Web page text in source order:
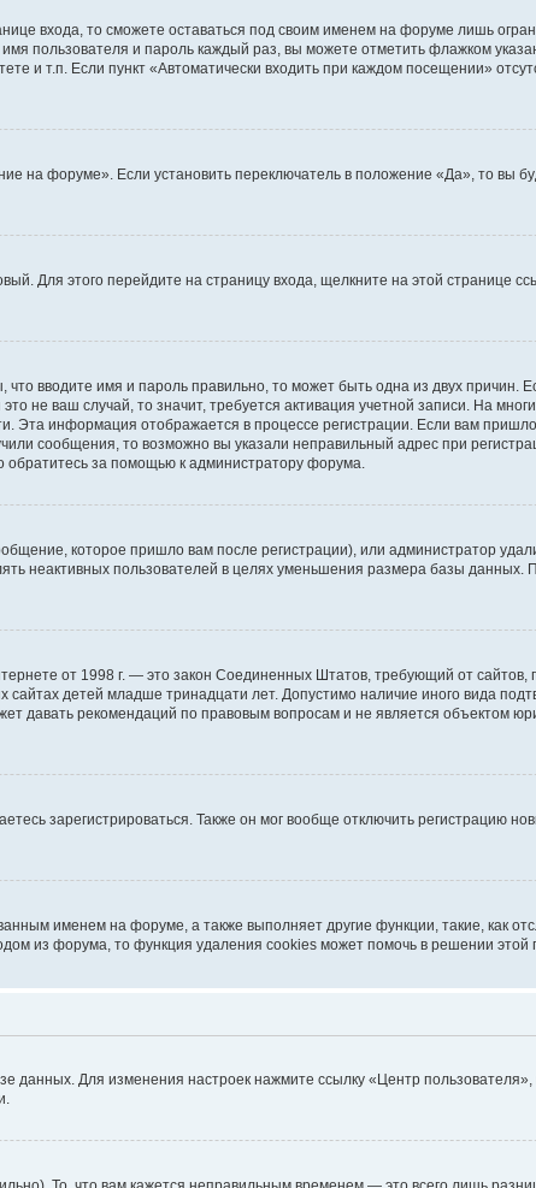
входа, то сможете оставаться под своим именем на форуме лишь
пользователя и пароль каждый раз, вы можете отметить флажком
и т.п. Если пункт «Автоматически входить при каждом посещении»
на форуме». Если установить переключатель в положение «Да», то вы
Для этого перейдите на страницу входа, щелкните на этой странице
вводите имя и пароль правильно, то может быть одна из двух причин.
не ваш случай, то значит, требуется активация учетной записи. На
Эта информация отображается в процессе регистрации. Если вам
сообщения, то возможно вы указали неправильный адрес при
за помощью к администратору форума.
которое пришло вам после регистрации), или администратор
неактивных пользователей в целях уменьшения размера базы данных.
от 1998 г. — это закон Соединенных Штатов, требующий от
детей младше тринадцати лет. Допустимо наличие иного вида
давать рекомендаций по правовым вопросам и не является объектом
зарегистрироваться. Также он мог вообще отключить регистрацию
именем на форуме, а также выполняет другие функции, такие, как
из форума, то функция удаления cookies может помочь в решении этой
данных. Для изменения настроек нажмите ссылку «Центр